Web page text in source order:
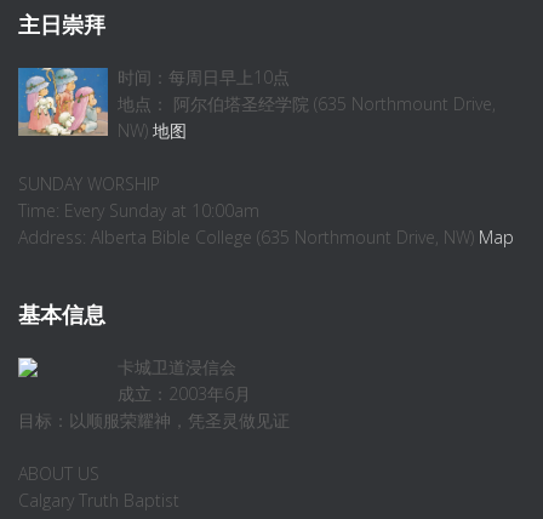
主日崇拜
时间：每周日早上10点
地点： 阿尔伯塔圣经学院 (635 Northmount Drive,
NW) 地图
SUNDAY WORSHIP
Time: Every Sunday at 10:00am
Address: Alberta Bible College (635 Northmount Drive, NW) Map
基本信息
卡城卫道浸信会
成立：2003年6月
目标：以顺服荣耀神，凭圣灵做见证
ABOUT US
Calgary Truth Baptist